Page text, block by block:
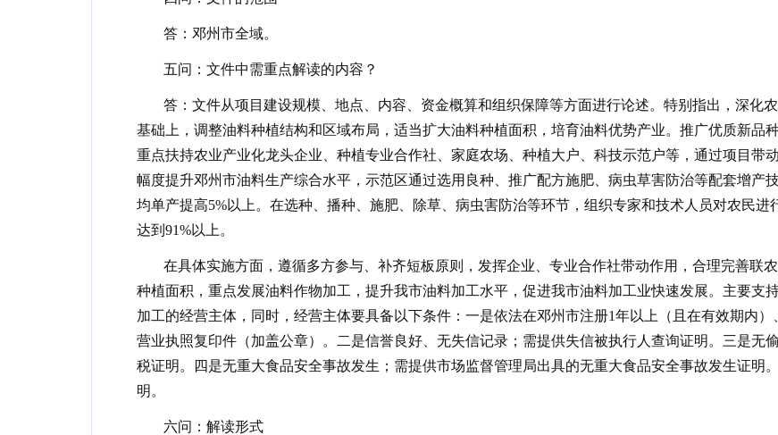
答：邓州市全域。
五问：文件中需重点解读的内容？
答：文件从项目建设规模、地点、内容、资金概算和组织保障等方面进行论述。特别指出，深化
基础上，调整油料种植结构和区域布局，适当扩大油料种植面积，培育油料优势产业。推广优质新品
重点扶持农业产业化龙头企业、种植专业合作社、家庭农场、种植大户、科技示范户等，通过项目带
幅度提升邓州市油料生产综合水平，示范区通过选用良种、推广配方施肥、病虫草害防治等配套增产
均单产提高5%以上。在选种、播种、施肥、除草、病虫害防治等环节，组织专家和技术人员对农民
达到91%以上。
在具体实施方面，遵循多方参与、补齐短板原则，发挥企业、专业合作社带动作用，合理完善联
种植面积，重点发展油料作物加工，提升我市油料加工水平，促进我市油料加工业快速发展。主要支
加工的经营主体，同时，经营主体要具备以下条件：一是依法在邓州市注册1年以上（且在有效期内
营业执照复印件（加盖公章）。二是信誉良好、无失信记录；需提供失信被执行人查询证明。三是无
税证明。四是无重大食品安全事故发生；需提供市场监督管理局出具的无重大食品安全事故发生证明
明。
六问：解读形式